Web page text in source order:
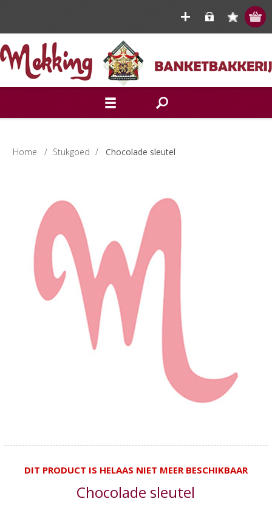
Home / Stukgoed / Chocolade sleutel
DIT PRODUCT IS HELAAS NIET MEER BESCHIKBAAR
Chocolade sleutel